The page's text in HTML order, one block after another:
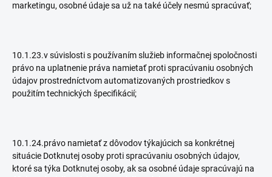
marketingu, osobné údaje sa už na také účely nesmú spracúvať;
10.1.23.v súvislosti s používaním služieb informačnej spoločnosti
právo na uplatnenie práva namietať proti spracúvaniu osobných
údajov prostredníctvom automatizovaných prostriedkov s
použitím technických špecifikácií;
10.1.24.právo namietať z dôvodov týkajúcich sa konkrétnej
situácie Dotknutej osoby proti spracúvaniu osobných údajov,
ktoré sa týka Dotknutej osoby, ak sa osobné údaje spracúvajú na